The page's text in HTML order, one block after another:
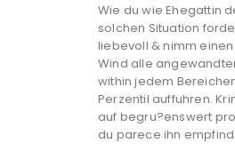
Wie du wie Ehegattin
solchen Situation
liebevoll & nimm
Wind alle
within jedem
Perzentil auffuhren.
auf begru?enswert
du parece ihn